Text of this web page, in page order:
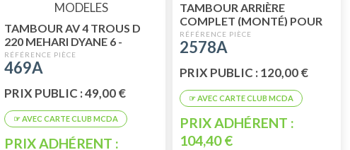
TAMBOUR AV 4 TROUS D
220 MEHARI DYANE 6 -
AVANT 1975 AMI 6 TS
MODELES
469A
PRIX PUBLIC : 49,00 €
PRIX ADHÉRENT :
TAMBOUR ARRIÈRE
COMPLET (MONTÉ) POUR
2CV FOURGONNETTE -
ACADIANE - AMI 8 Ø 36
2578A
PRIX PUBLIC : 120,00 €
PRIX ADHÉRENT :
104,40 €